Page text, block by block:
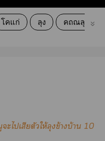
โคแก่ ลุง คถณลุง
ะไเสียตัวให้ลุงข้างบ้าน 10